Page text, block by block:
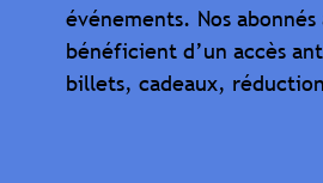
événements. Nos
bénéficient d’un accès
billets, cadeaux,